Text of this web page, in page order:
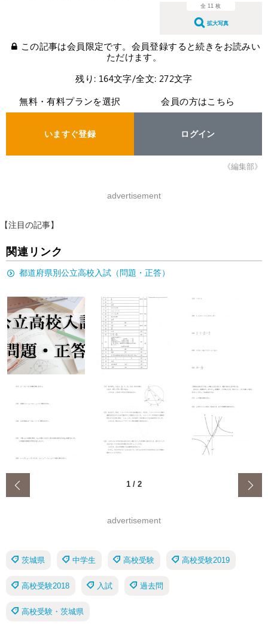
全 11 枚
拡大写真
この記事は会員限定です。会員登録すると続きをお読みい
ただけます。
残り: 164文字/全文: 272文字
無料・有料プランを選択
いますぐ登録
会員の方はこちら
ログイン
《編集部》
advertisement
【注目の記事】
関連リンク
都道府県別公立高校入試（問題・正答）
1 / 2
advertisement
茨城県 中学生 高校受験 高校受験2019
高校受験2018 入試 過去問
高校受験・茨城県